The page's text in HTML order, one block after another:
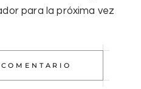
para la próxima vez